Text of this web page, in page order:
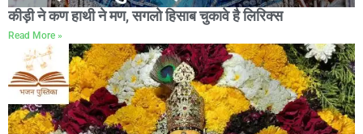
कीड़ी ने कण हाथी ने मण, सगलो हिसाब चुकावे है लिरिक्स
Read More »